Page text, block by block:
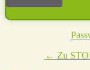
← Zu